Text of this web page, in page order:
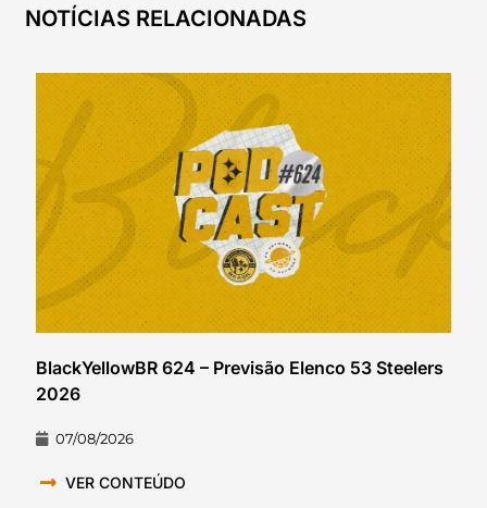
NOTÍCIAS RELACIONADAS
BlackYellowBR 624 – Previsão Elenco 53 Steelers
2026
07/08/2026
VER CONTEÚDO